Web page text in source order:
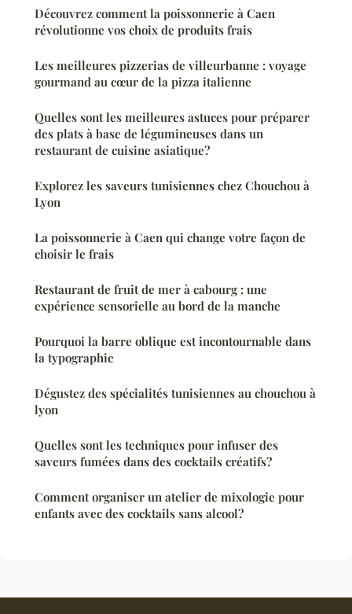
Découvrez comment la poissonnerie à Caen
révolutionne vos choix de produits frais
Les meilleures pizzerias de villeurbanne : voyage
gourmand au cœur de la pizza italienne
Quelles sont les meilleures astuces pour préparer
des plats à base de légumineuses dans un
restaurant de cuisine asiatique?
Explorez les saveurs tunisiennes chez Chouchou à
Lyon
La poissonnerie à Caen qui change votre façon de
choisir le frais
Restaurant de fruit de mer à cabourg : une
expérience sensorielle au bord de la manche
Pourquoi la barre oblique est incontournable dans
la typographie
Dégustez des spécialités tunisiennes au chouchou à
lyon
Quelles sont les techniques pour infuser des
saveurs fumées dans des cocktails créatifs?
Comment organiser un atelier de mixologie pour
enfants avec des cocktails sans alcool?